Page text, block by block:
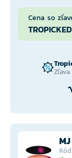
Cena so
Zľava